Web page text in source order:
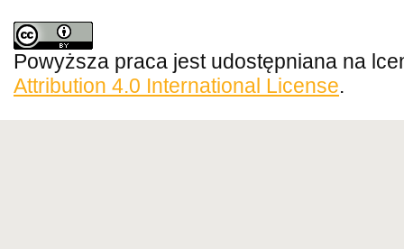
Powyższa praca jest udostępniana na
Attribution 4.0 International License.